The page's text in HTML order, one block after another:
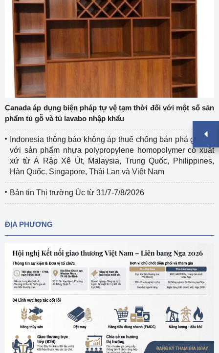
Canada áp dụng biện pháp tự vệ tạm thời đối với một số sản
phẩm tủ gỗ và tủ lavabo nhập khẩu
Indonesia thông báo không áp thuế chống bán phá giá đối
với sản phẩm nhựa polypropylene homopolymer có xuất
xứ từ Ả Rập Xê Út, Malaysia, Trung Quốc, Philippines,
Hàn Quốc, Singapore, Thái Lan và Việt Nam
Bản tin Thị trường Úc từ 31/7-7/8/2026
ĐỊA PHƯƠNG